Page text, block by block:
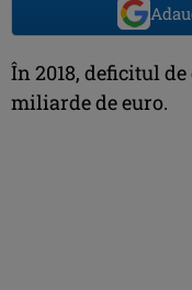
În 2018, deficitul
miliarde de euro.